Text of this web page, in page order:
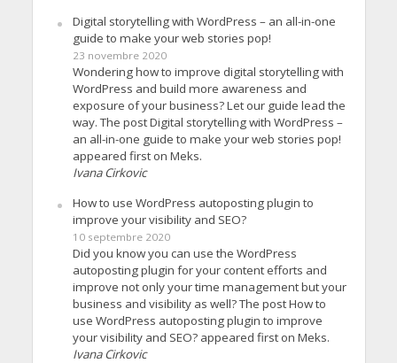
Digital storytelling with WordPress – an all-in-one
guide to make your web stories pop!
23 novembre 2020
Wondering how to improve digital storytelling with
WordPress and build more awareness and
exposure of your business? Let our guide lead the
way. The post Digital storytelling with WordPress –
an all-in-one guide to make your web stories pop!
appeared first on Meks.
Ivana Cirkovic
How to use WordPress autoposting plugin to
improve your visibility and SEO?
10 septembre 2020
Did you know you can use the WordPress
autoposting plugin for your content efforts and
improve not only your time management but your
business and visibility as well? The post How to
use WordPress autoposting plugin to improve
your visibility and SEO? appeared first on Meks.
Ivana Cirkovic